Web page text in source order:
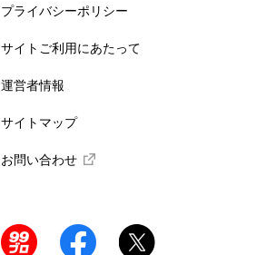
プライバシーポリシー
サイトご利用にあたって
運営者情報
サイトマップ
お問い合わせ